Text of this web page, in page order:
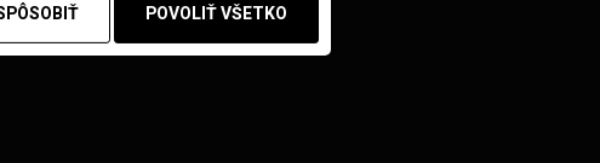
POVOLIŤ VŠETKO